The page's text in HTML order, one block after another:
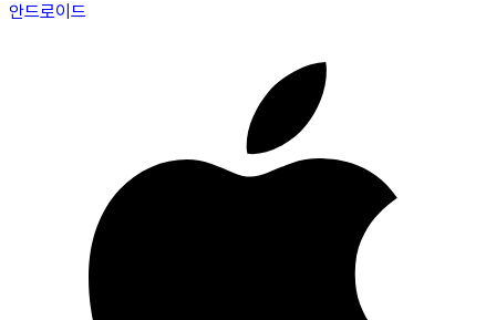
안드로이드